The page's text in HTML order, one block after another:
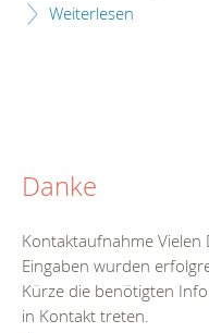
Weiterlesen
Danke
Kontaktaufnahme
Eingaben wurden
Kürze die benötigten
in Kontakt treten.